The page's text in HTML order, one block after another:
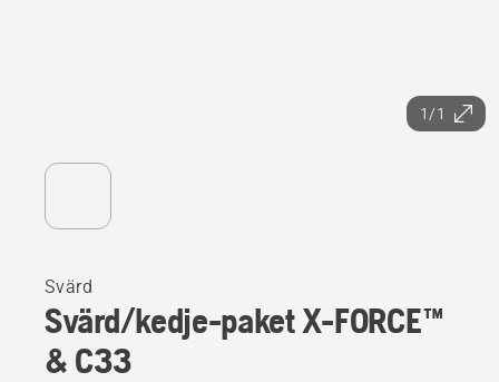
1/1
Svärd
Svärd/kedje-paket X-FORCE™
& C33